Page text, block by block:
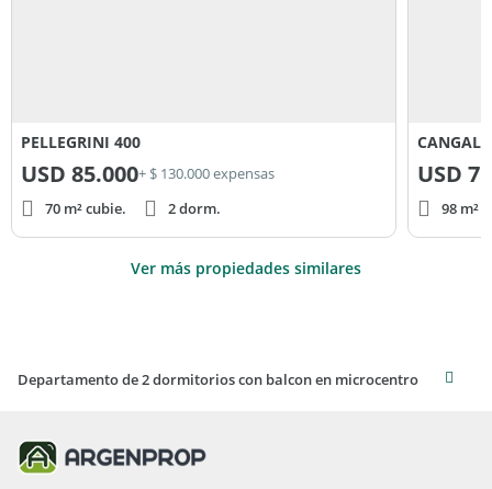
PELLEGRINI 400
USD 85.000+ $ 130.000 expensas
70 m² cubie.
2 dorm.
USD
98 m²
Ver más propiedades similares
Departamento de 2 dormitorios con balcon en microcentro